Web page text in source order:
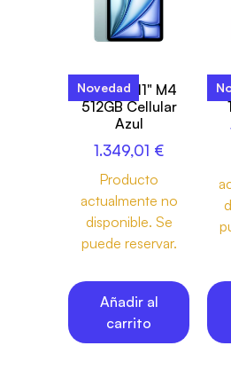
Novedad
iPad Air 11" M4
512GB Cellular
Azul
1.349,01 €
Producto
actualmente no
disponible. Se
puede reservar.
Añadir al
carrito